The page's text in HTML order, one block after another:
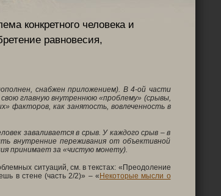
конкретного человека и
равновесия,
снабжен приложением). В 4-ой части
главную внутреннюю «проблему» (срывы,
факторов, как занятость, вовлеченность в
заваливается в срыв. У каждого срыв – в
внутренние переживания от объективной
принимает за «чистую монету).
ситуаций, см. в текстах: «Преодоление
в стене (часть 2/2)» – « Некоторые мысли о